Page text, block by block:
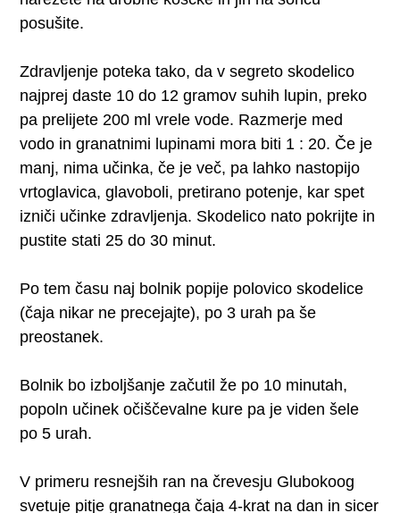
posušite.
Zdravljenje poteka tako, da v segreto skodelico
najprej daste 10 do 12 gramov suhih lupin, preko
pa prelijete 200 ml vrele vode. Razmerje med
vodo in granatnimi lupinami mora biti 1 : 20. Če je
manj, nima učinka, če je več, pa lahko nastopijo
vrtoglavica, glavoboli, pretirano potenje, kar spet
izniči učinke zdravljenja. Skodelico nato pokrijte in
pustite stati 25 do 30 minut.
Po tem času naj bolnik popije polovico skodelice
(čaja nikar ne precejajte), po 3 urah pa še
preostanek.
Bolnik bo izboljšanje začutil že po 10 minutah,
popoln učinek očiščevalne kure pa je viden šele
po 5 urah.
V primeru resnejših ran na črevesju Glubokoog
svetuje pitje granatnega čaja 4-krat na dan in sicer